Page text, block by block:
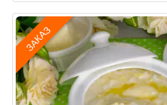
ЗАКАЗ